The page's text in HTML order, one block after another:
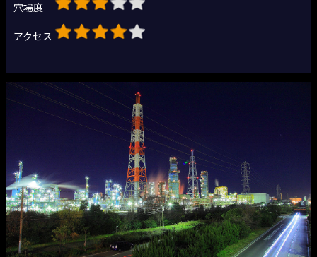
穴場度
アクセス